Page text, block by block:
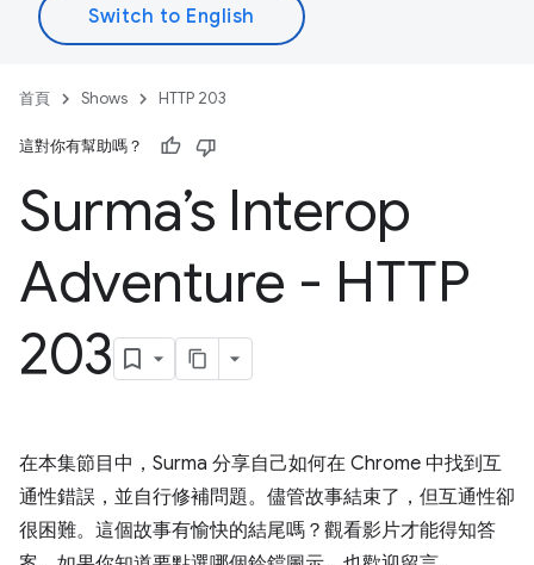
首頁 Shows HTTP 203
這對你有幫助嗎？
Surma’s Interop
Adventure - HTTP
203
在本集節目中，Surma 分享自己如何在 Chrome 中找到互
通性錯誤，並自行修補問題。儘管故事結束了，但互通性卻
很困難。這個故事有愉快的結尾嗎？觀看影片才能得知答